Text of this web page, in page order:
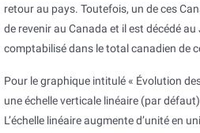
retour au pays. Toutefois, un de ces
de revenir au Canada et il est décédé au
comptabilisé dans le total canadien de
Pour le graphique intitulé « Évolution
une échelle verticale linéaire (par
L’échelle linéaire augmente d’unité en